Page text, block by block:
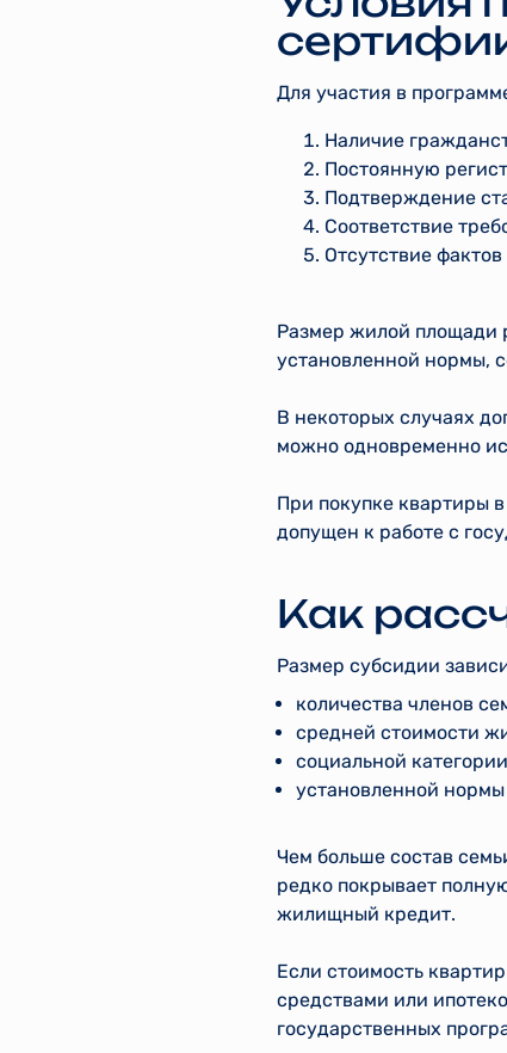
Для участия в
Наличие
Постоянную
Подтверждение
Соответствие
Отсутствие
Размер жилой площади
установленной нормы,
В некоторых случаях
можно одновременно
При покупке квартиры
допущен к работе с
Как
Размер субсидии
количества членов
средней стоимости
социальной
установленной
Чем больше состав
редко покрывает
жилищный кредит.
Если стоимость
средствами или
государственных